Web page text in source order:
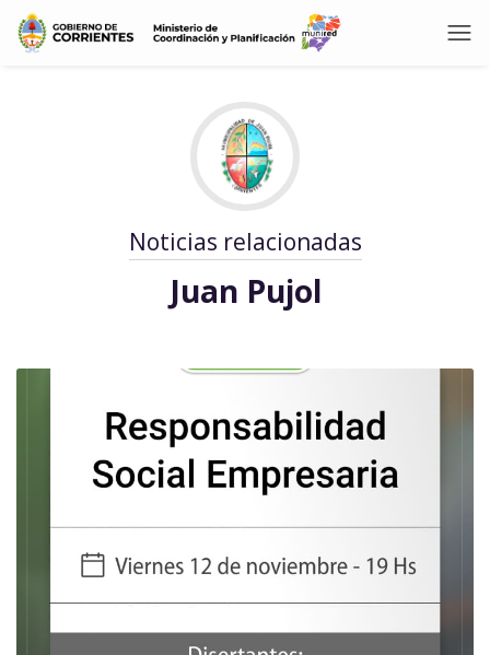
Noticias relacionadas
Juan Pujol